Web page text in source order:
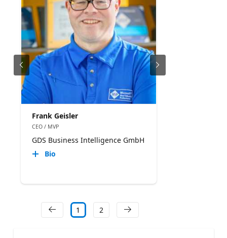
Frank Geisler
CEO / MVP
GDS Business Intelligence GmbH
Bio
1 2